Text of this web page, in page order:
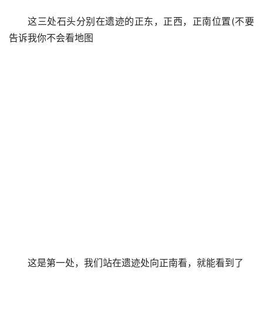
这三处石头分别在遗迹的正东，正西，正南位置(不要
告诉我你不会看地图
这是第一处，我们站在遗迹处向正南看，就能看到了